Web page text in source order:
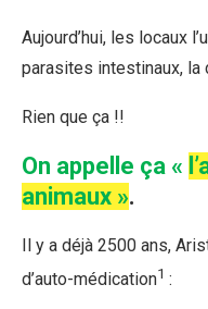
Aujourd’hui, les locaux
parasites intestinaux, la
Rien que ça !!
On appelle ça «
animaux ».
Il y a déjà 2500 ans,
d’auto-médication1 :